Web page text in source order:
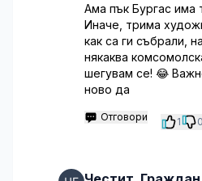
Ама пък Бургас има
Иначе, трима
как са ги събрали,
някаква
шегувам се! 😂
ново да
Отговори 1 0